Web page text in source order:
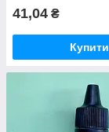
41,04 ₴
Купити